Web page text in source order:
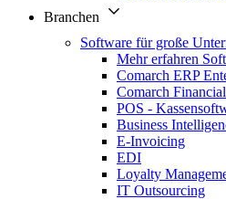
Branchen
Software für große
Mehr erfahren
Comarch ERP
Comarch
POS -
Business
E-Invoicing
EDI
Loyalty
IT Outsourcing